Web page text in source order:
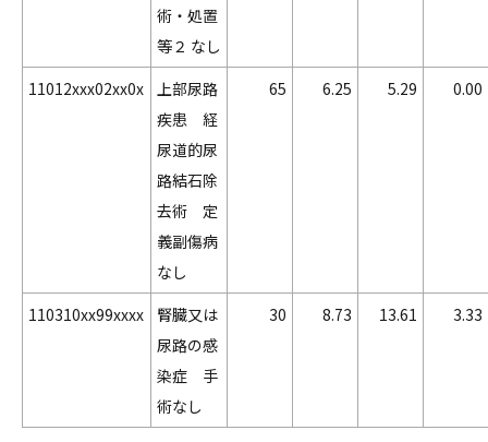
術・処置
等２ なし
11012xxx02xx0x
上部尿路
疾患 経
尿道的尿
路結石除
去術 定
義副傷病
なし
65 6.25 5.29 0.00
110310xx99xxxx
腎臓又は
尿路の感
染症 手
術なし
30 8.73 13.61 3.33